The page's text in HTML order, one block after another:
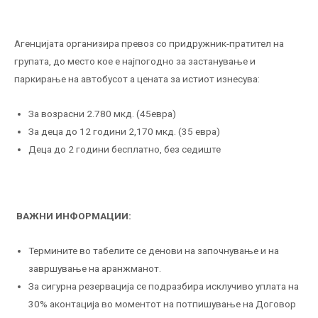
Агенцијата организира превоз со придружник-пратител на
групата, до место кое е најпогодно за застанување и
паркирање на автобусот а цената за истиот изнесува:
За возрасни 2.780 мкд. (45евра)
За деца до 12 години 2,170 мкд. (35 евра)
Деца до 2 години бесплатно, без седиште
ВАЖНИ ИНФОРМАЦИИ:
Термините во табелите се денови на започнување и на
завршување на аранжманот.
За сигурна резервација се подразбира исклучиво уплата на
30% аконтација во моментот на потпишување на Договор